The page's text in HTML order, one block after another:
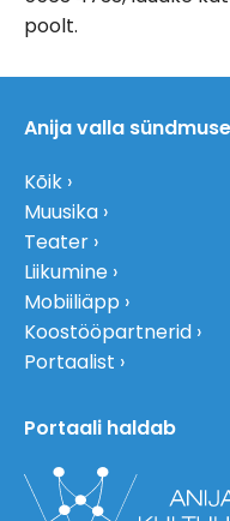
poolt.
Anija valla
Kõik
Muusika
Teater
Liikumine
Mobiiliäpp
Koostööpartnerid
Portaalist
Portaali haldab